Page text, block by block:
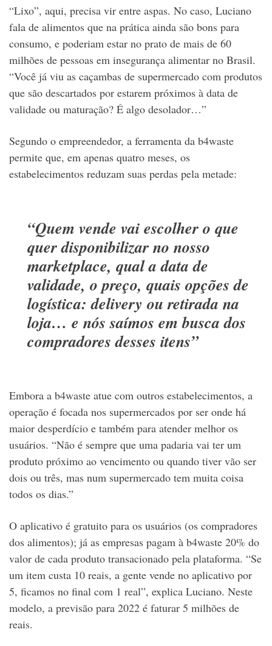
“Lixo”, aqui, precisa vir entre aspas. No caso, Luciano
fala de alimentos que na prática ainda são bons para
consumo, e poderiam estar no prato de mais de 60
milhões de pessoas em insegurança alimentar no Brasil.
“Você já viu as caçambas de supermercado com produtos
que são descartados por estarem próximos à data de
validade ou maturação? É algo desolador…”
Segundo o empreendedor, a ferramenta da b4waste
permite que, em apenas quatro meses, os
estabelecimentos reduzam suas perdas pela metade:
“Quem vende vai escolher o que
quer disponibilizar no nosso
marketplace, qual a data de
validade, o preço, quais opções de
logística: delivery ou retirada na
loja… e nós saímos em busca dos
compradores desses itens”
Embora a b4waste atue com outros estabelecimentos, a
operação é focada nos supermercados por ser onde há
maior desperdício e também para atender melhor os
usuários. “Não é sempre que uma padaria vai ter um
produto próximo ao vencimento ou quando tiver vão ser
dois ou três, mas num supermercado tem muita coisa
todos os dias.”
O aplicativo é gratuito para os usuários (os compradores
dos alimentos); já as empresas pagam à b4waste 20% do
valor de cada produto transacionado pela plataforma. “Se
um item custa 10 reais, a gente vende no aplicativo por
5, ficamos no final com 1 real”, explica Luciano. Neste
modelo, a previsão para 2022 é faturar 5 milhões de
reais.